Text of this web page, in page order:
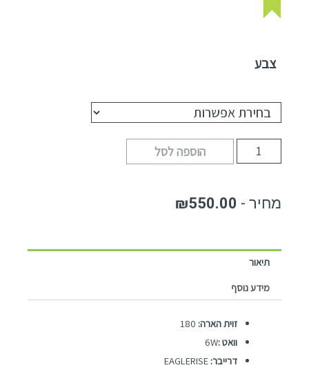
צבע
הוספה לסל
₪550.00
תיאור
מידע נוסף
זוית הארה: 180
וואט :6W
דרייבר: EAGLERISE